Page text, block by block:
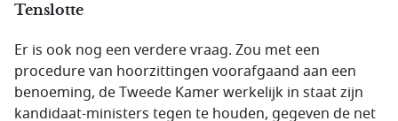
Tenslotte
Er is ook nog een verdere vraag. Zou met een
procedure van hoorzittingen voorafgaand aan een
benoeming, de Tweede Kamer werkelijk in staat zijn
kandidaat-ministers tegen te houden, gegeven de net